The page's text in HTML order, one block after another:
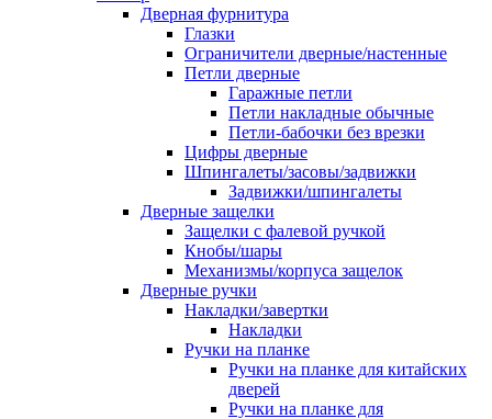
Дверная фурнитура
Глазки
Ограничители дверные/настенные
Петли дверные
Гаражные петли
Петли накладные обычные
Петли-бабочки без врезки
Цифры дверные
Шпингалеты/засовы/задвижки
Задвижки/шпингалеты
Дверные защелки
Защелки с фалевой ручкой
Кнобы/шары
Механизмы/корпуса защелок
Дверные ручки
Накладки/завертки
Накладки
Ручки на планке
Ручки на планке для китайских
дверей
Ручки на планке для